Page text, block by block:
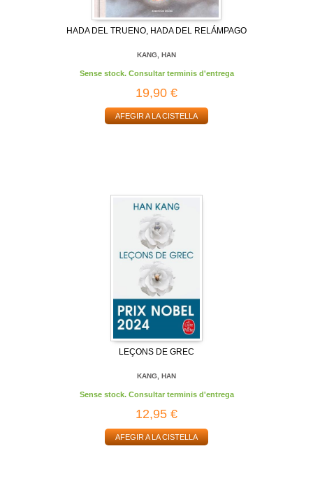
HADA DEL TRUENO, HADA DEL RELÁMPAGO
KANG, HAN
Sense stock. Consultar terminis d'entrega
19,90 €
AFEGIR A LA CISTELLA
LEÇONS DE GREC
KANG, HAN
Sense stock. Consultar terminis d'entrega
12,95 €
AFEGIR A LA CISTELLA